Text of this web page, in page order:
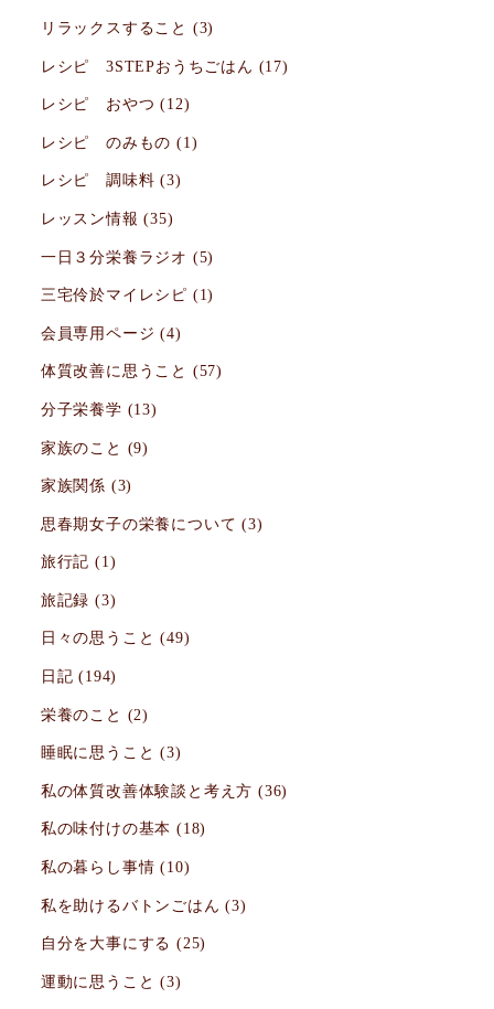
リラックスすること (3)
レシピ 3STEPおうちごはん (17)
レシピ おやつ (12)
レシピ のみもの (1)
レシピ 調味料 (3)
レッスン情報 (35)
一日３分栄養ラジオ (5)
三宅伶於マイレシピ (1)
会員専用ページ (4)
体質改善に思うこと (57)
分子栄養学 (13)
家族のこと (9)
家族関係 (3)
思春期女子の栄養について (3)
旅行記 (1)
旅記録 (3)
日々の思うこと (49)
日記 (194)
栄養のこと (2)
睡眠に思うこと (3)
私の体質改善体験談と考え方 (36)
私の味付けの基本 (18)
私の暮らし事情 (10)
私を助けるバトンごはん (3)
自分を大事にする (25)
運動に思うこと (3)